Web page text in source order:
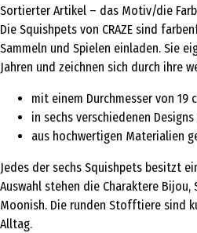
Sortierter Artikel – das Motiv/die
Die Squishpets von CRAZE sind
Sammeln und Spielen einladen. Sie
Jahren und zeichnen sich durch ihre
mit einem Durchmesser von 19
in sechs verschiedenen
aus hochwertigen Materialien
Jedes der sechs Squishpets besitzt
Auswahl stehen die Charaktere Bijou,
Moonish. Die runden Stofftiere sind
Alltag.